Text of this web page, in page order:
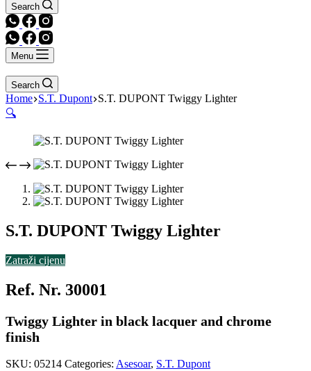
Search
Menu
Search
Home S.T. Dupont S.T. DUPONT Twiggy Lighter
🔍
S.T. DUPONT Twiggy Lighter
Zatraži cijenu
Ref. Nr. 30001
Twiggy Lighter in black lacquer and chrome
finish
SKU: 05214 Categories: Asesoar, S.T. Dupont